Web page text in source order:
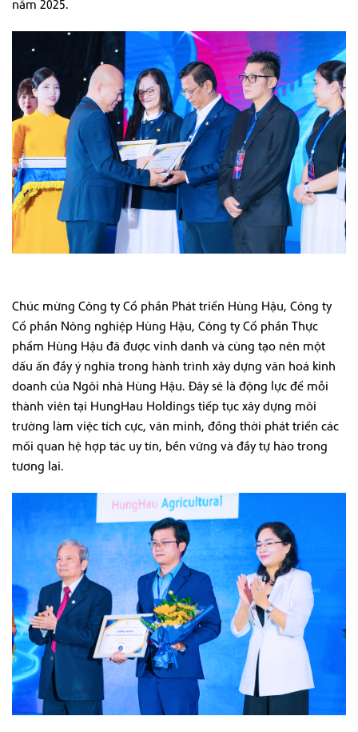
năm 2025.
Chúc mừng Công ty Cổ phần Phát triển Hùng Hậu, Công ty
Cổ phần Nông nghiệp Hùng Hậu, Công ty Cổ phần Thực
phẩm Hùng Hậu đã được vinh danh và cùng tạo nên một
dấu ấn đầy ý nghĩa trong hành trình xây dựng văn hoá kinh
doanh của Ngôi nhà Hùng Hậu. Đây sẽ là động lực để mỗi
thành viên tại HungHau Holdings tiếp tục xây dựng môi
trường làm việc tích cực, văn minh, đồng thời phát triển các
mối quan hệ hợp tác uy tín, bền vững và đầy tự hào trong
tương lai.